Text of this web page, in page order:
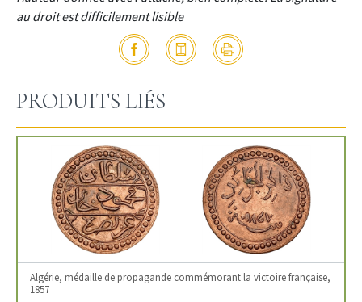
au droit est difficilement lisible
PRODUITS LIÉS
Algérie, médaille de propagande commémorant la victoire française,
1857